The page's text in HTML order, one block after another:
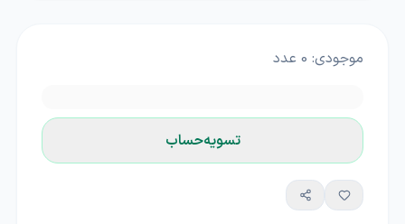
موجودی: 0 عدد
تسویه‌حساب